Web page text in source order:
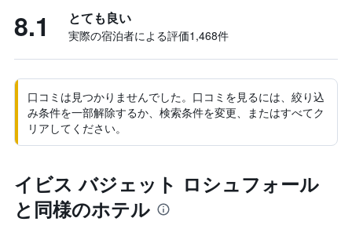
8.1 とても良い
実際の宿泊者による評価1,468​件
口コミは見つかりませんでした。口コミを見るには、絞り込
み条件を一部解除するか、検索条件を変更、またはすべてク
リアしてください。
イビス バジェット ロシュフォール
と同様のホテル